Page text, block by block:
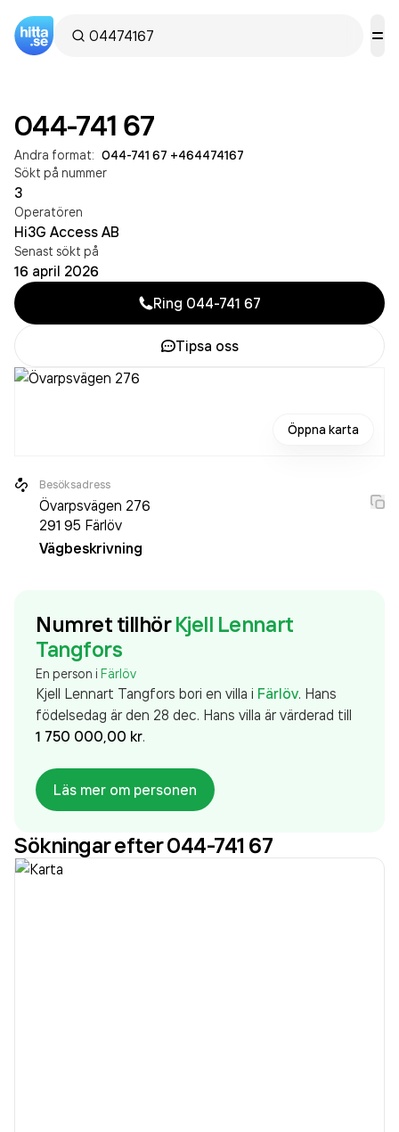
044-741 67
Andra format: 044-741 67 +464474167
Sökt på nummer
3
Operatören
Hi3G Access AB
Senast sökt på
16 april 2026
Ring 044-741 67
Tipsa oss
Öppna karta
Besöksadress
Övarpsvägen 276
291 95 Färlöv
Vägbeskrivning
Numret tillhör Kjell Lennart
Tangfors
En person i Färlöv
Kjell Lennart Tangfors bori en villa i Färlöv. Hans
födelsedag är den 28 dec. Hans villa är värderad till
1 750 000,00 kr.
Läs mer om personen
Sökningar efter 044-741 67